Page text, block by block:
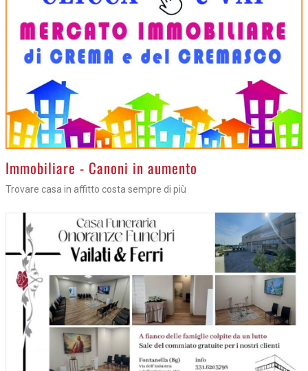
>Immobiliare - Canoni in aumento
Trovare casa in affitto costa sempre di più